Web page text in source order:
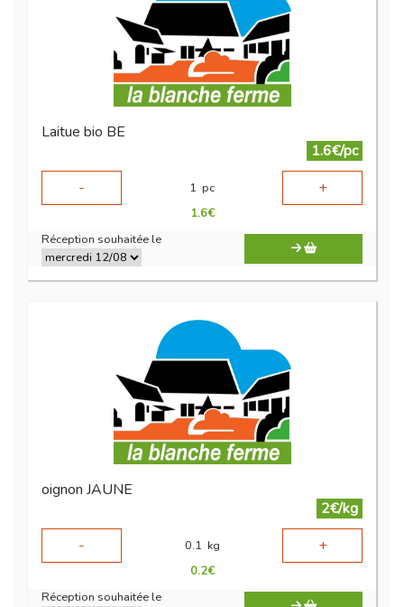
Laitue bio BE
1.6€/pc
-
1 pc +
1.6€
Réception souhaitée le
oignon JAUNE
2€/kg
-
0.1 kg +
0.2€
Réception souhaitée le